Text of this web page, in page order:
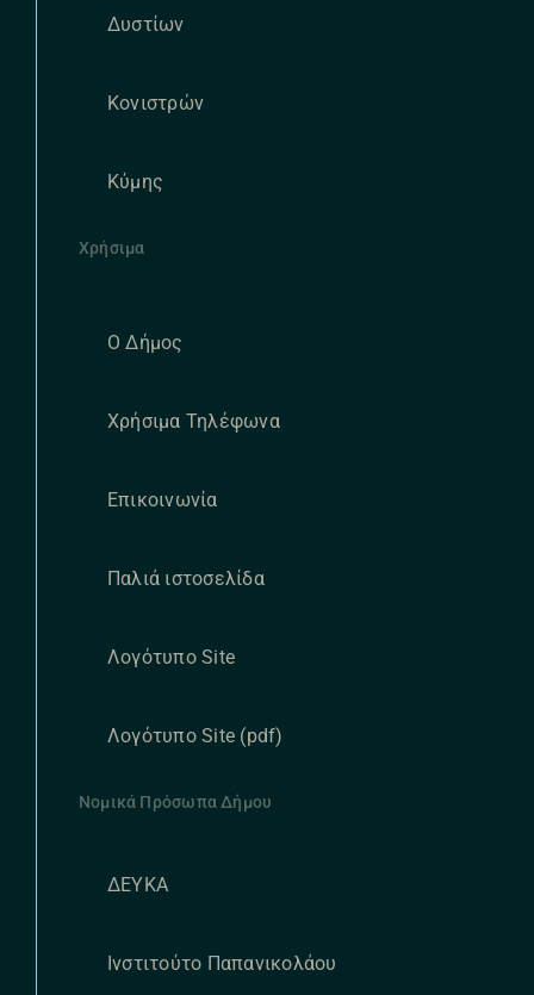
Δυστίων
Κονιστρών
Κύμης
Χρήσιμα
Ο Δήμος
Χρήσιμα Τηλέφωνα
Επικοινωνία
Παλιά ιστοσελίδα
Λογότυπο Site
Λογότυπο Site (pdf)
Νομικά Πρόσωπα Δήμου
ΔΕΥΚΑ
Ινστιτούτο Παπανικολάου